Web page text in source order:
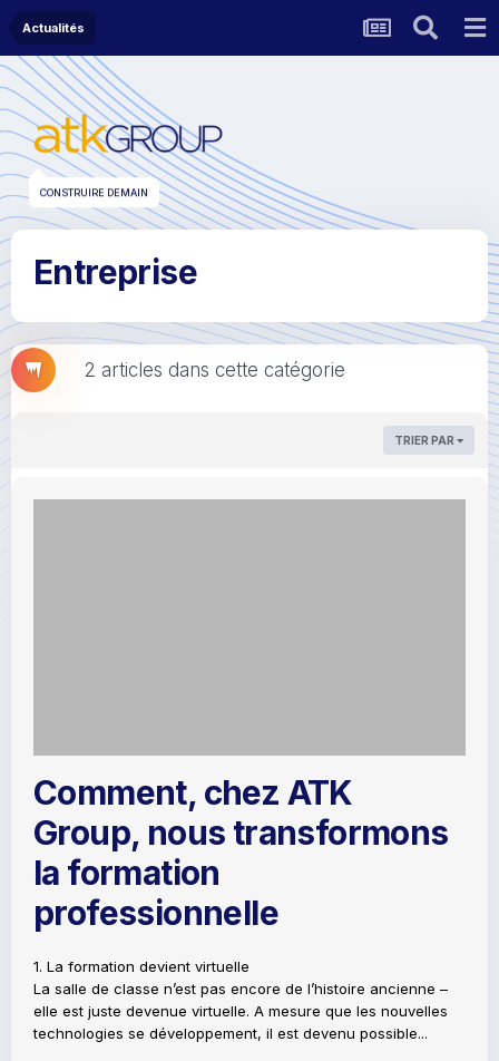
Actualités
CONSTRUIRE DEMAIN
Entreprise
2 articles dans cette catégorie
TRIER PAR
Comment, chez ATK
Group, nous transformons
la formation
professionnelle
1. La formation devient virtuelle
La salle de classe n’est pas encore de l’histoire ancienne –
elle est juste devenue virtuelle. A mesure que les nouvelles
technologies se développement, il est devenu possible...